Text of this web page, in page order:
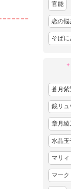
官能
恋の悩
そばに
蒼月紫
鏡リュ
章月綾
水晶玉
マリィ
マーク